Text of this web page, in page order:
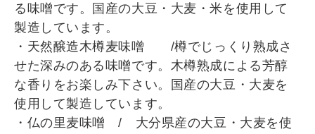
る味噌です。
国産の大豆・大麦・米を使用して
製造しています。
・天然醸造木樽麦味噌 /樽でじっくり熟成さ
せた深みのある味噌です。木樽熟成による芳醇
な香りをお楽しみ下さい。
国産の大豆・大麦を
使用して製造しています。
・仏の里麦味噌 / 大分県産の大豆・大麦を使